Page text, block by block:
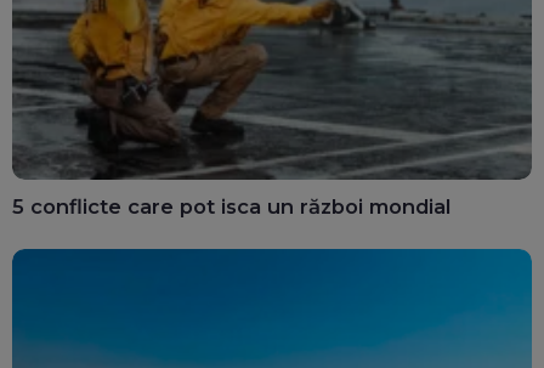
5 conflicte care pot isca un război mondial